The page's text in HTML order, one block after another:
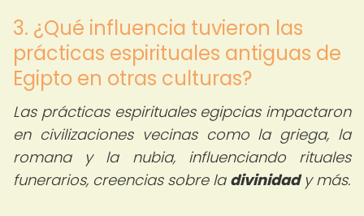
3. ¿Qué influencia tuvieron las
prácticas espirituales antiguas de
Egipto en otras culturas?
Las prácticas espirituales egipcias impactaron
en civilizaciones vecinas como la griega, la
romana y la nubia, influenciando rituales
funerarios, creencias sobre la divinidady más.